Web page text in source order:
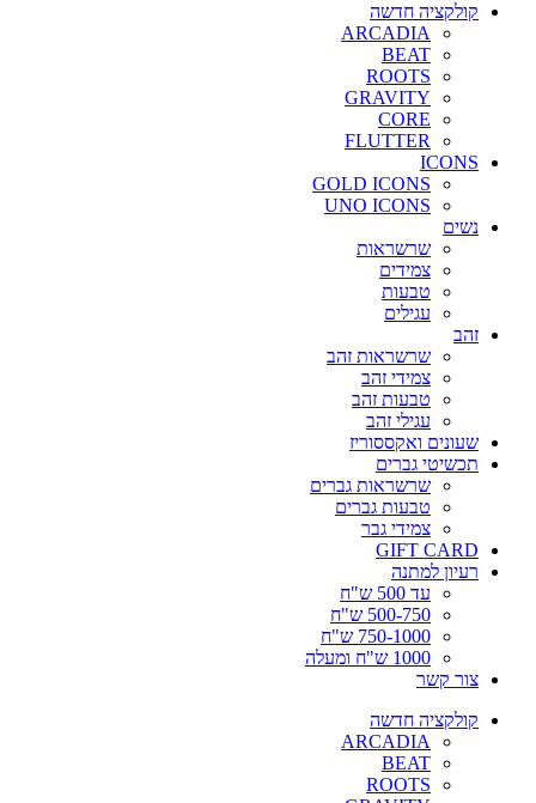
קולקציה חדשה
ARCADIA
BEAT
ROOTS
GRAVITY
CORE
FLUTTER
ICONS
GOLD ICONS
UNO ICONS
נשים
שרשראות
צמידים
טבעות
עגילים
זהב
שרשראות זהב
צמידי זהב
טבעות זהב
עגילי זהב
שעונים ואקססוריז
תכשיטי גברים
שרשראות גברים
טבעות גברים
צמידי גבר
GIFT CARD
רעיון למתנה
עד 500 ש"ח
500-750 ש"ח
750-1000 ש"ח
1000 ש"ח ומעלה
צור קשר
קולקציה חדשה
ARCADIA
BEAT
ROOTS